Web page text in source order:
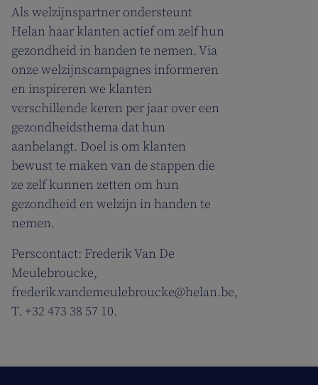
Als welzijnspartner ondersteunt
Helan haar klanten actief om zelf hun
gezondheid in handen te nemen. Via
onze welzijnscampagnes informeren
en inspireren we klanten
verschillende keren per jaar over een
gezondheidsthema dat hun
aanbelangt. Doel is om klanten
bewust te maken van de stappen die
ze zelf kunnen zetten om hun
gezondheid en welzijn in handen te
nemen.
Perscontact: Frederik Van De
Meulebroucke,
frederik.vandemeulebroucke@helan.be,
T. +32 473 38 57 10.